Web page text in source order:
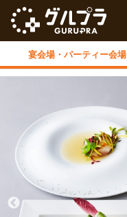
宴会場・ パーティー会場